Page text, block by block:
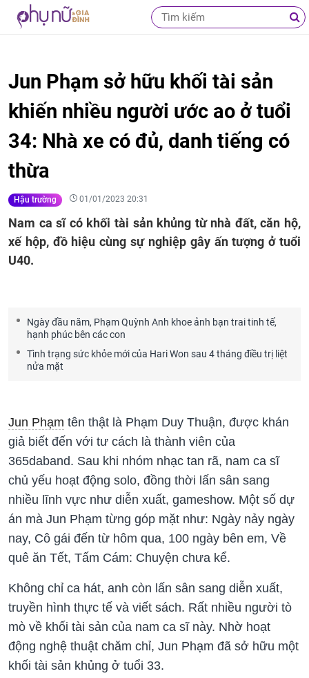
Jun Phạm sở hữu khối tài sản
khiến nhiều người ước ao ở tuổi
34: Nhà xe có đủ, danh tiếng có
thừa
Hậu trường 01/01/2023 20:31
Nam ca sĩ có khối tài sản khủng từ nhà đất, căn hộ,
xế hộp, đồ hiệu cùng sự nghiệp gây ấn tượng ở tuổi
U40.
Ngày đầu năm, Phạm Quỳnh Anh khoe ảnh bạn trai tinh tế,
hạnh phúc bên các con
Tình trạng sức khỏe mới của Hari Won sau 4 tháng điều trị liệt
nửa mặt
Jun Phạm tên thật là Phạm Duy Thuận, được khán
giả biết đến với tư cách là thành viên của
365daband. Sau khi nhóm nhạc tan rã, nam ca sĩ
chủ yếu hoạt động solo, đồng thời lấn sân sang
nhiều lĩnh vực như diễn xuất, gameshow. Một số dự
án mà Jun Phạm từng góp mặt như: Ngày nảy ngày
nay, Cô gái đến từ hôm qua, 100 ngày bên em, Về
quê ăn Tết, Tấm Cám: Chuyện chưa kể.
Không chỉ ca hát, anh còn lấn sân sang diễn xuất,
truyền hình thực tế và viết sách. Rất nhiều người tò
mò về khối tài sản của nam ca sĩ này. Nhờ hoạt
động nghệ thuật chăm chỉ, Jun Phạm đã sở hữu một
khối tài sản khủng ở tuổi 33.